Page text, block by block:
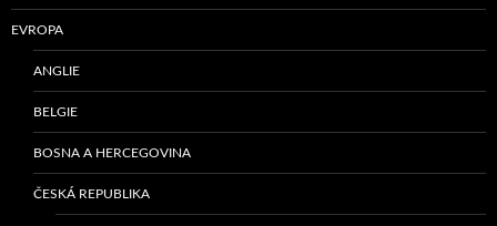
EVROPA
ANGLIE
BELGIE
BOSNA A HERCEGOVINA
ČESKÁ REPUBLIKA